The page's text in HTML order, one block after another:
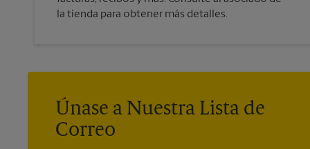
la tienda para obtener más detalles.
Únase a Nuestra Lista de
Correo